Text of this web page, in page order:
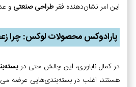
این امر نشان‌دهنده فقرطراحی صنعتی و
پارادوکس محصولات لوکس: چرا
در کمال ناباوری، این چالش حتی در
هستند، اغلب در بسته‌بندی‌هایی عرضه